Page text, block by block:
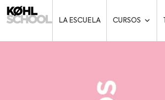
LA ESCUELA CURSOS